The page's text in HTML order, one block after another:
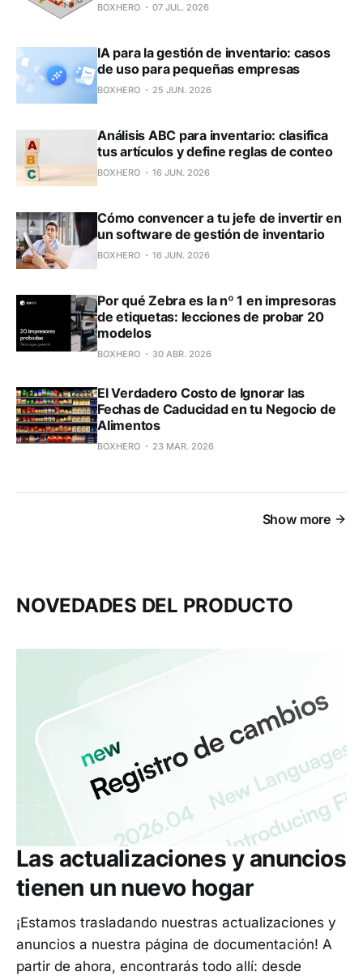
BOXHERO 07 JUL. 2026
IA para la gestión de inventario: casos
de uso para pequeñas empresas
BOXHERO 25 JUN. 2026
Análisis ABC para inventario: clasifica
tus artículos y define reglas de conteo
BOXHERO 16 JUN. 2026
Cómo convencer a tu jefe de invertir en
un software de gestión de inventario
BOXHERO 16 JUN. 2026
Por qué Zebra es la nº 1 en impresoras
de etiquetas: lecciones de probar 20
modelos
BOXHERO 30 ABR. 2026
El Verdadero Costo de Ignorar las
Fechas de Caducidad en tu Negocio de
Alimentos
BOXHERO 23 MAR. 2026
Show more
NOVEDADES DEL PRODUCTO
Las actualizaciones y anuncios
tienen un nuevo hogar
¡Estamos trasladando nuestras actualizaciones y
anuncios a nuestra página de documentación! A
partir de ahora, encontrarás todo allí: desde